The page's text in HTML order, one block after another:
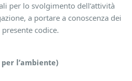
per lo svolgimento dell’attività
a portare a conoscenza dei
codice.
l’ambiente)